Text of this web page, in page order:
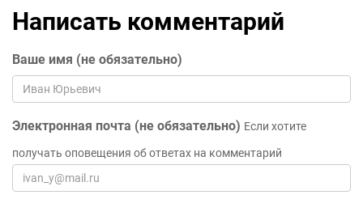
Написать комментарий
Ваше имя (не обязательно)
Электронная почта (не обязательно) Если хотите
получать оповещения об ответах на комментарий